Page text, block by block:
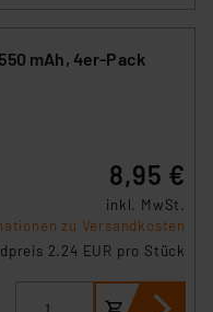
mAh, 4er-Pack
8,95 €
inkl. MwSt.
zu Versandkosten
2.24 EUR pro Stück